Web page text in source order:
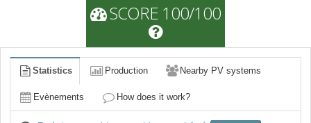
SCORE 100/100
Statistics Production Nearby PV systems
Evènements How does it work?